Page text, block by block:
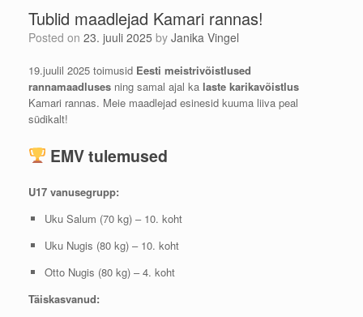
Tublid maadlejad Kamari rannas!
Posted on 23. juuli 2025 by Janika Vingel
19.juulil 2025 toimusid Eesti meistrivõistlused
rannamaadluses ning samal ajal ka laste karikavõistlus
Kamari rannas. Meie maadlejad esinesid kuuma liiva peal
südikalt!
EMV tulemused
U17 vanusegrupp:
Uku Salum (70 kg) – 10. koht
Uku Nugis (80 kg) – 10. koht
Otto Nugis (80 kg) – 4. koht
Täiskasvanud: